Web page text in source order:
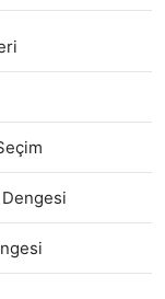
Dengesi